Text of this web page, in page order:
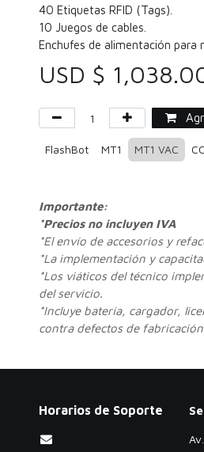
40 Etiquetas RFID (Tags).
10 Juegos de cables.
Enchufes de alimentación para
USD $
FlashBot MT1 MT1 VAC
Importante:
*Precios no incluyen IVA
*El envío de accesorios y
*La implementación y
*Los viáticos del técnico
del servicio.
*Incluye batería, cargador,
contra defectos de
Horarios de Soporte